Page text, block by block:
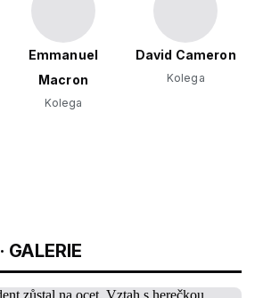
Emmanuel
Macron
Kolega
David Cameron
Kolega
· GALERIE